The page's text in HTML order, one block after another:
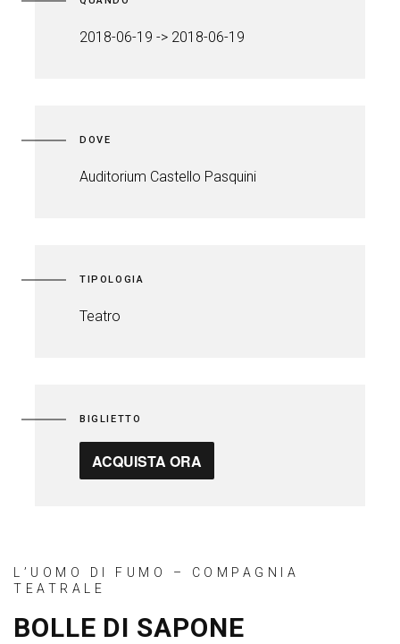
2018-06-19 -> 2018-06-19
DOVE
Auditorium Castello Pasquini
TIPOLOGIA
Teatro
BIGLIETTO
ACQUISTA ORA
L’UOMO DI FUMO – COMPAGNIA
TEATRALE
BOLLE DI SAPONE